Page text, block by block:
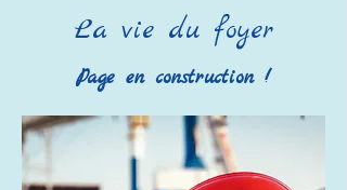
La vie du foyer
Page en construction !